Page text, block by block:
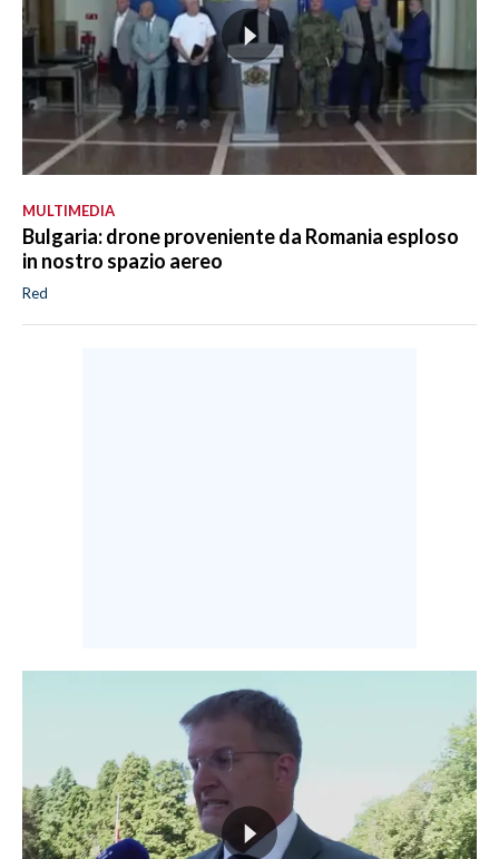
MULTIMEDIA
Bulgaria: drone proveniente da Romania esploso
in nostro spazio aereo
Red